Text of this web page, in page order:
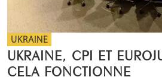
UKRAINE
UKRAINE, CPI ET
CELA FONCTIONNE